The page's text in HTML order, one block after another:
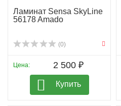
Ламинат Sensa SkyLine
56178 Amado
(0)
Цена: 2 500 ₽
Купить